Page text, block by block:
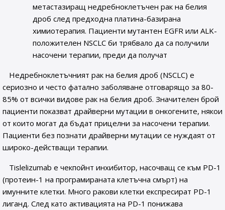
метастазиращ недребноклетъчен рак на белия
дроб след предходна платина-базирана
химиотерапия. Пациенти мутантен EGFR или ALK-
положителен NSCLC би трябвало да са получили
насочени терапии, преди да получат
Недребноклетъчният рак на белия дроб (NSCLC) е
сериозно и често фатално заболяване отговарящо за 80-
85% от всички видове рак на белия дроб. Значителен брой
пациенти показват драйверни мутации в онкогените, някои
от които могат да бъдат прицелни за насочени терапии.
Пациенти без познати драйверни мутации се нуждаят от
широко-действащи терапии.
Tislelizumab е чекпойнт инхибитор, насочващ се към PD-1
(протеин-1 на програмираната клетъчна смърт) на
имунните клетки. Много ракови клетки експресират PD-1
лиганд. След като активацията на PD-1 понижава